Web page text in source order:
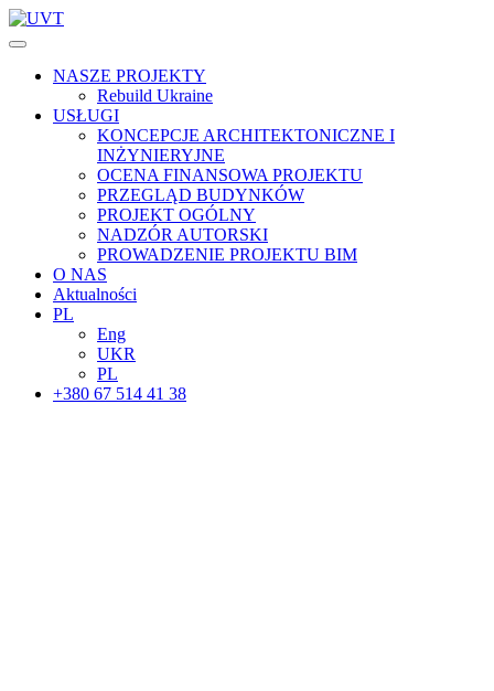
NASZE PROJEKTY
Rebuild Ukraine
USŁUGI
KONCEPCJE ARCHITEKTONICZNE I
INŻYNIERYJNE
OCENA FINANSOWA PROJEKTU
PRZEGLĄD BUDYNKÓW
PROJEKT OGÓLNY
NADZÓR AUTORSKI
PROWADZENIE PROJEKTU BIM
O NAS
Aktualności
PL
Eng
UKR
PL
+380 67 514 41 38